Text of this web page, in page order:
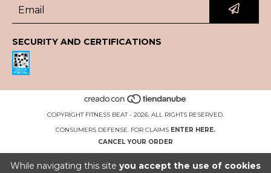
While navigating this site you accept the use of cookies
SECURITY AND CERTIFICATIONS
COPYRIGHT FITNESS BEAT - 2026. ALL RIGHTS RESERVED.
CONSUMERS DEFENSE. FOR CLAIMS ENTER HERE.
CANCEL YOUR ORDER